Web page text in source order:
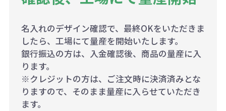
名入れのデザイン確認で、最終OKをいただきま
したら、工場にて量産を開始いたします。
銀行振込の方は、入金確認後、商品の量産に入
ります。
※クレジットの方は、ご注文時に決済済みとな
りますので、そのまま量産に入らせていただき
ます。